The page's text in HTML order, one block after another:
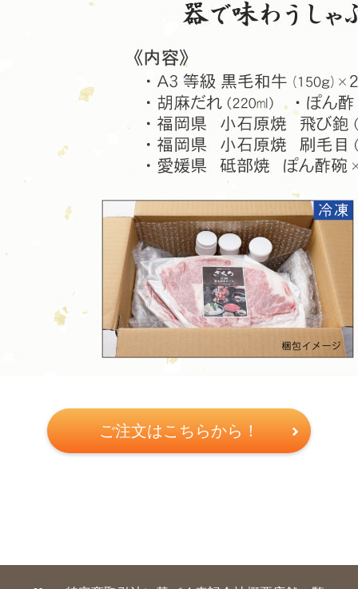
ご注文はこちらから！